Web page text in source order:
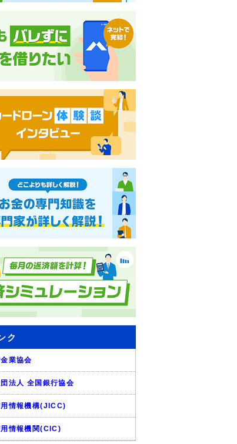
ク
業協会
法人 全国銀行協会
用情報機構(JICC)
情報機関(CIC)